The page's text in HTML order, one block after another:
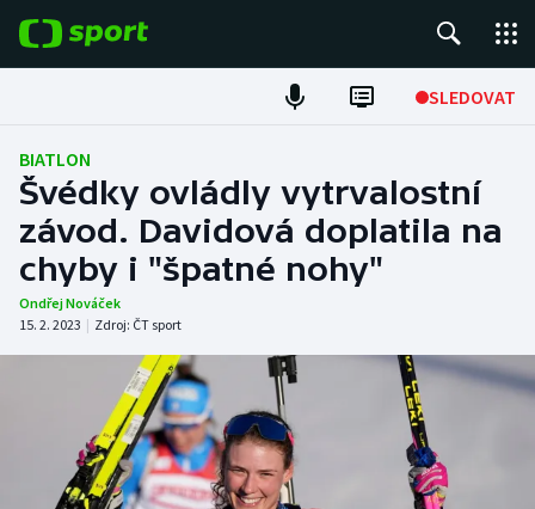
SLEDOVAT
Fotbal
Hokej
Tenis
Atletika
DALŠÍ SPORTY
Americký fotbal
NEPŘEHLÉDNĚTE
BIATLON
Švédky ovládly vytrvalostní
závod. Davidová doplatila na
chyby i "špatné nohy"
Ondřej Nováček
15. 2. 2023 | Zdroj: ČT sport